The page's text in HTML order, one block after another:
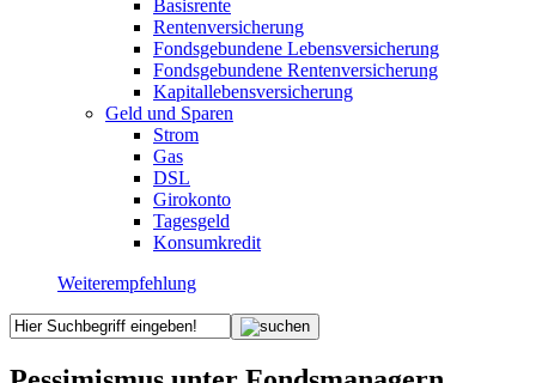
Basisrente
Rentenversicherung
Fondsgebundene Lebensversicherung
Fondsgebundene Rentenversicherung
Kapitallebensversicherung
Geld und Sparen
Strom
Gas
DSL
Girokonto
Tagesgeld
Konsumkredit
Weiterempfehlung